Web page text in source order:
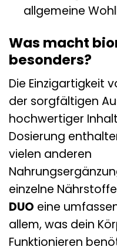
allgemeine
Was macht
besonders?
Die Einzigartigkeit
der sorgfältigen
hochwertiger
Dosierung
vielen anderen
einzelne
DUO eine
allem, was dein
Funktionieren